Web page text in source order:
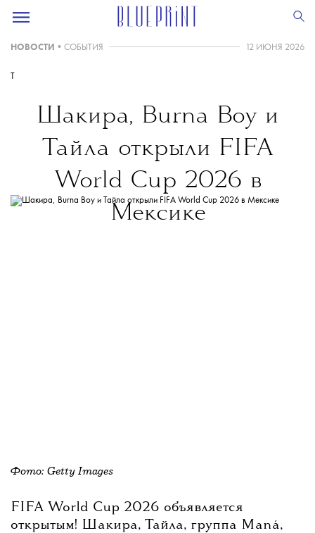
НОВОСТИ • СОБЫТИЯ 12 ИЮНЯ 2026
T
Шакира, Burna Boy и
Тайла открыли FIFA
World Cup 2026 в
Мексике
Фото: Getty Images
FIFA World Cup 2026 объявляется
открытым! Шакира, Тайла, группа Maná,